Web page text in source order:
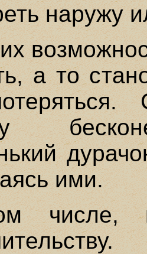
наружу
а то
ими.
числе,